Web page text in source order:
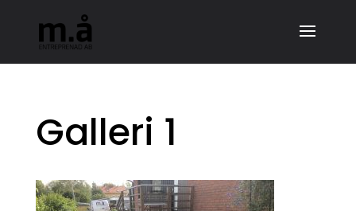
Galleri 1